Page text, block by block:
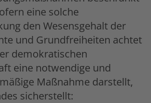
eine solche
den Wesensgehalt der
und Grundfreiheiten achtet
demokratischen
eine notwendige und
Maßnahme darstellt,
sicherstellt: